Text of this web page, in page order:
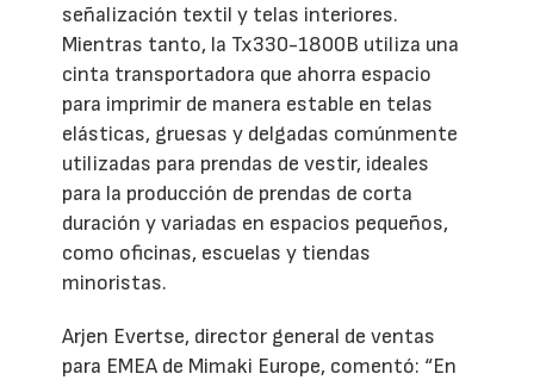
señalización textil y telas interiores.
Mientras tanto, la Tx330-1800B utiliza una
cinta transportadora que ahorra espacio
para imprimir de manera estable en telas
elásticas, gruesas y delgadas comúnmente
utilizadas para prendas de vestir, ideales
para la producción de prendas de corta
duración y variadas en espacios pequeños,
como oficinas, escuelas y tiendas
minoristas.
Arjen Evertse, director general de ventas
para EMEA de Mimaki Europe, comentó: “En